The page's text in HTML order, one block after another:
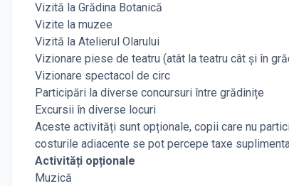
Vizită la Grădina Botanică
Vizite la muzee
Vizită la Atelierul Olarului
Vizionare piese de teatru (atât la teatru cât și în
Vizionare spectacol de circ
Participări la diverse concursuri între grădinițe
Excursii în diverse locuri
Aceste activități sunt opționale, copii care nu
costurile adiacente se pot percepe taxe
Activități opționale
Muzică